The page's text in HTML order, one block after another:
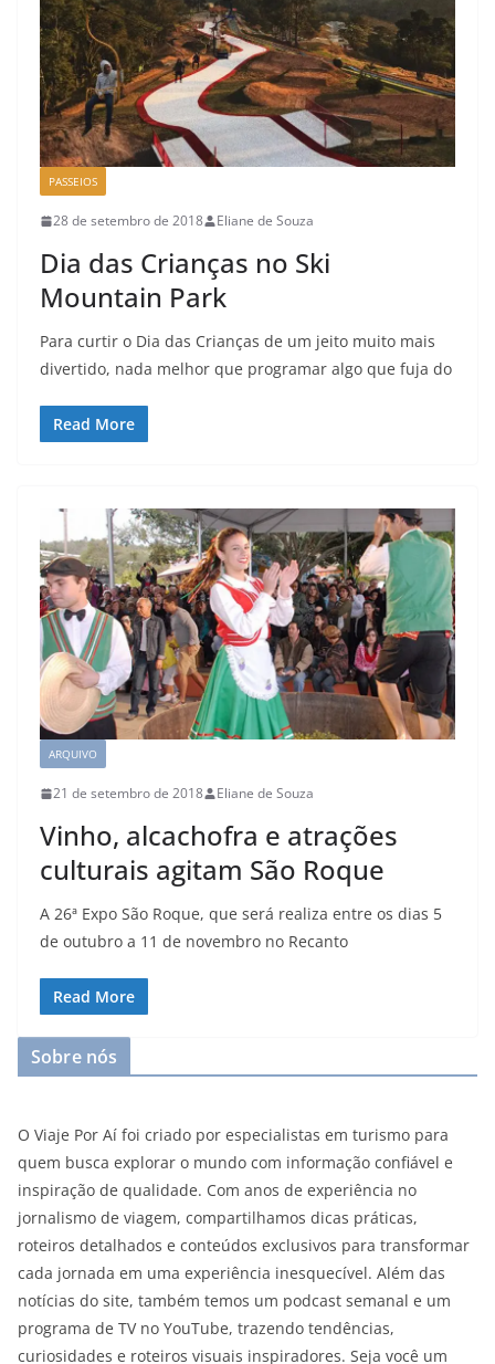
PASSEIOS
28 de setembro de 2018 Eliane de Souza
Dia das Crianças no Ski
Mountain Park
Para curtir o Dia das Crianças de um jeito muito mais
divertido, nada melhor que programar algo que fuja do
Read More
ARQUIVO
21 de setembro de 2018 Eliane de Souza
Vinho, alcachofra e atrações
culturais agitam São Roque
A 26ª Expo São Roque, que será realiza entre os dias 5
de outubro a 11 de novembro no Recanto
Read More
Sobre nós
O Viaje Por Aí foi criado por especialistas em turismo para
quem busca explorar o mundo com informação confiável e
inspiração de qualidade. Com anos de experiência no
jornalismo de viagem, compartilhamos dicas práticas,
roteiros detalhados e conteúdos exclusivos para transformar
cada jornada em uma experiência inesquecível. Além das
notícias do site, também temos um podcast semanal e um
programa de TV no YouTube, trazendo tendências,
curiosidades e roteiros visuais inspiradores. Seja você um